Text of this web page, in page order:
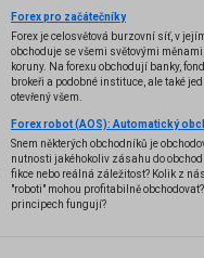
Forex pro začátečníky
Forex je celosvětová burzovní síť, v
obchoduje se všemi světovými
koruny. Na forexu obchodují banky,
brokeři a podobné instituce, ale také
otevřený všem.
Snem některých obchodníků je
nutnosti jakéhokoliv zásahu do
fikce nebo reálná záležitost? Kolik z
"roboti" mohou profitabilně
principech fungují?